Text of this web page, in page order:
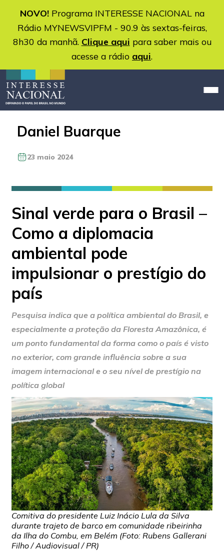
NOVO!Programa INTERESSE NACIONAL na
Rádio MYNEWSVIPFM - 90.9 às sextas-feiras,
8h30 da manhã. Clique aqui para saber mais ou
acesse a rádio aqui.
Daniel Buarque
23 maio 2024
Sinal verde para o Brasil –
Como a diplomacia
ambiental pode
impulsionar o prestígio do
país
Pesquisa indica que a política ambiental do Brasil, e
especialmente a proteção da Floresta Amazônica, é
um ponto fundamental da forma como o país é visto
no exterior, com grande influência sobre a sua
imagem internacional e o seu nível de prestígio na
política global
Comitiva do presidente Luiz Inácio Lula da Silva
durante trajeto de barco em comunidade ribeirinha
da Ilha do Combu, em Belém (Foto: Rubens Gallerani
Filho / Audiovisual / PR)